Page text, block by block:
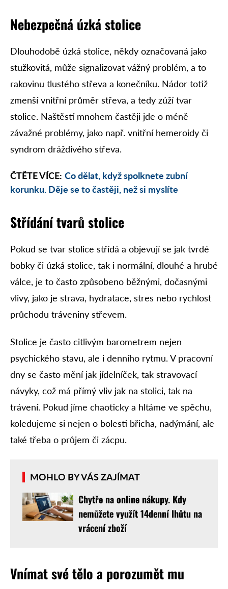
Nebezpečná úzká stolice
Dlouhodobě úzká stolice, někdy označovaná jako
stužkovitá, může signalizovat vážný problém, a to
rakovinu tlustého střeva a konečníku. Nádor totiž
zmenší vnitřní průměr střeva, a tedy zúží tvar
stolice. Naštěstí mnohem častěji jde o méně
závažné problémy, jako např. vnitřní hemeroidy či
syndrom dráždivého střeva.
ČTĚTE VÍCE: Co dělat, když spolknete zubní
korunku. Děje se to častěji, než si myslíte
Střídání tvarů stolice
Pokud se tvar stolice střídá a objevují se jak tvrdé
bobky či úzká stolice, tak i normální, dlouhé a hrubé
válce, je to často způsobeno běžnými, dočasnými
vlivy, jako je strava, hydratace, stres nebo rychlost
průchodu tráveniny střevem.
Stolice je často citlivým barometrem nejen
psychického stavu, ale i denního rytmu. V pracovní
dny se často mění jak jídelníček, tak stravovací
návyky, což má přímý vliv jak na stolici, tak na
trávení. Pokud jíme chaoticky a hltáme ve spěchu,
koledujeme si nejen o bolesti břicha, nadýmání, ale
také třeba o průjem či zácpu.
MOHLO BY VÁS ZAJÍMAT
Chytře na online nákupy. Kdy
nemůžete využít 14denní lhůtu na
vrácení zboží
Vnímat své tělo a porozumět mu